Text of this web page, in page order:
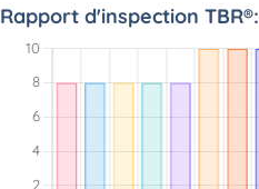
Rapport d'inspection TBR®: